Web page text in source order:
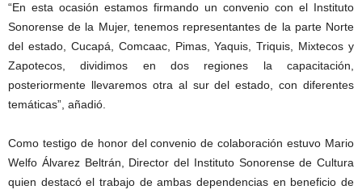
“En esta ocasión estamos firmando un convenio con el Instituto
Sonorense de la Mujer, tenemos representantes de la parte Norte
del estado, Cucapá, Comcaac, Pimas, Yaquis, Triquis, Mixtecos y
Zapotecos, dividimos en dos regiones la capacitación,
posteriormente llevaremos otra al sur del estado, con diferentes
temáticas”, añadió.
Como testigo de honor del convenio de colaboración estuvo Mario
Welfo Álvarez Beltrán, Director del Instituto Sonorense de Cultura
quien destacó el trabajo de ambas dependencias en beneficio de